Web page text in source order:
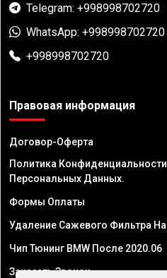
Telegram: +998998702720
WhatsApp: +998998702720
+998998702720
Правовая информация
Договор-Оферта
Политика
Персональных Данных.
Формы Оплаты
Удаление Сажевого Фильтра На
Чип Тюнинг BMW После 2020.06
Заказать Звонок